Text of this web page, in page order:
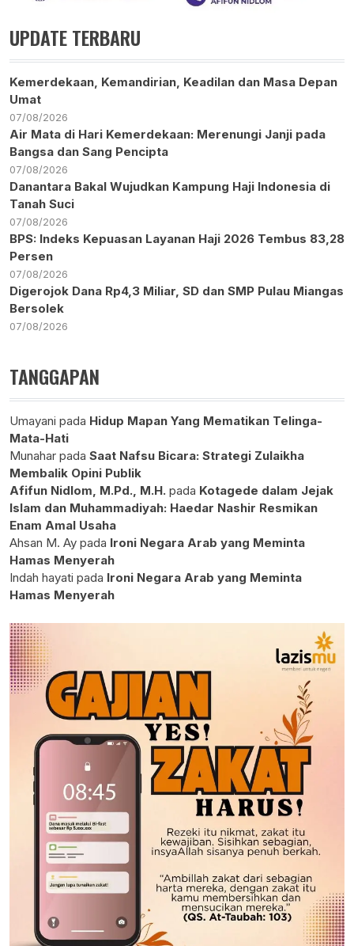
UPDATE TERBARU
Kemerdekaan, Kemandirian, Keadilan dan Masa Depan
Umat
07/08/2026
Air Mata di Hari Kemerdekaan: Merenungi Janji pada
Bangsa dan Sang Pencipta
07/08/2026
Danantara Bakal Wujudkan Kampung Haji Indonesia di
Tanah Suci
07/08/2026
BPS: Indeks Kepuasan Layanan Haji 2026 Tembus 83,28
Persen
07/08/2026
Digerojok Dana Rp4,3 Miliar, SD dan SMP Pulau Miangas
Bersolek
07/08/2026
TANGGAPAN
Umayani pada Hidup Mapan Yang Mematikan Telinga-
Mata-Hati
Munahar pada Saat Nafsu Bicara: Strategi Zulaikha
Membalik Opini Publik
Afifun Nidlom, M.Pd., M.H. pada Kotagede dalam Jejak
Islam dan Muhammadiyah: Haedar Nashir Resmikan
Enam Amal Usaha
Ahsan M. Ay pada Ironi Negara Arab yang Meminta
Hamas Menyerah
Indah hayati pada Ironi Negara Arab yang Meminta
Hamas Menyerah